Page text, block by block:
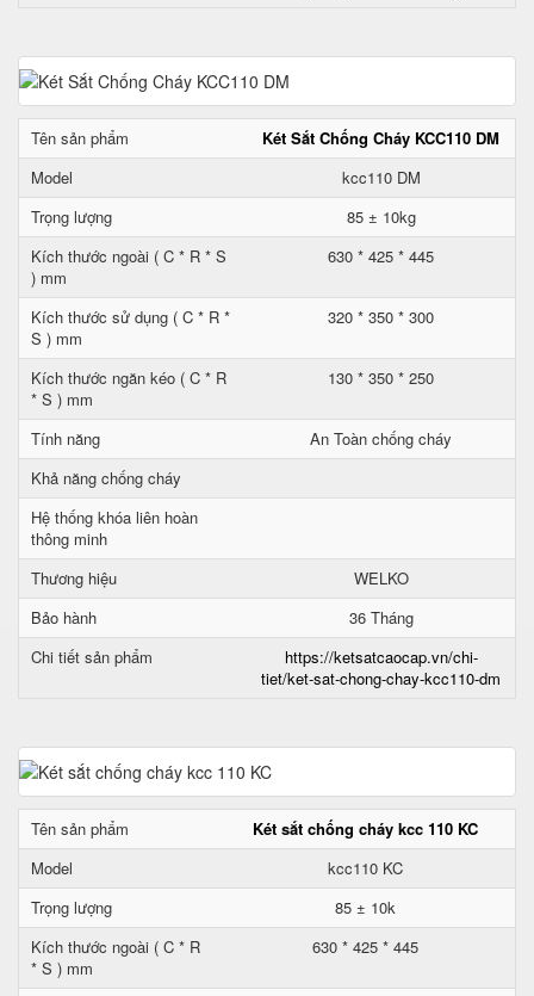
Tên sản phẩm
Két Sắt Chống Cháy KCC110 DM
Model
kcc110 DM
Trọng lượng
85 ± 10kg
Kích thước ngoài ( C * R * S
) mm
630 * 425 * 445
Kích thước sử dụng ( C * R *
S ) mm
320 * 350 * 300
Kích thước ngăn kéo ( C * R
* S ) mm
130 * 350 * 250
Tính năng
An Toàn chống cháy
Khả năng chống cháy
Hệ thống khóa liên hoàn
thông minh
Thương hiệu
WELKO
Bảo hành
36 Tháng
Chi tiết sản phẩm
https://ketsatcaocap.vn/chi-
tiet/ket-sat-chong-chay-kcc110-dm
Tên sản phẩm
Két sắt chống cháy kcc 110 KC
Model
kcc110 KC
Trọng lượng
85 ± 10k
Kích thước ngoài ( C * R
* S ) mm
630 * 425 * 445